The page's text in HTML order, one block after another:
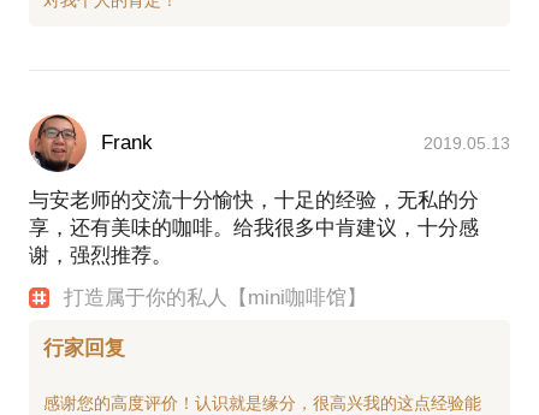
Frank 2019.05.13
与安老师的交流十分愉快，十足的经验，无私的分
享，还有美味的咖啡。给我很多中肯建议，十分感
谢，强烈推荐。
打造属于你的私人【mini咖啡馆】
行家回复
感谢您的高度评价！认识就是缘分，很高兴我的这点经验能